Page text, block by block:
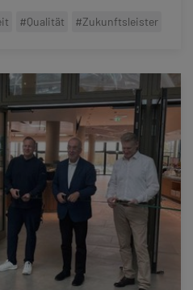
#Qualität #Zukunftsleister